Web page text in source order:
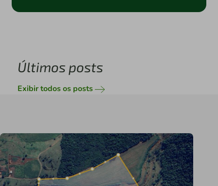
Últimos posts
Exibir todos os posts